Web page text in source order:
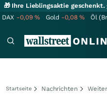
🎁 Ihre Lieblingsaktie geschenkt.
DAX -0,09% Gold -0,08% Öl
Startseite Nachrichten